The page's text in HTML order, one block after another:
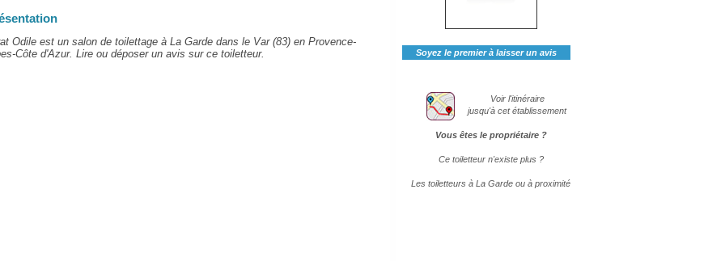
Odile est un salon de toilettage à La Garde dans le Var (83) en Provence-
Côte d'Azur. Lire ou déposer un avis sur ce toiletteur.
Soyez le premier à laisser un avis
Voir l'itinéraire
jusqu'à cet établissement
Vous êtes le propriétaire ?
Ce toiletteur n'existe plus ?
Les toiletteurs à La Garde ou à proximité